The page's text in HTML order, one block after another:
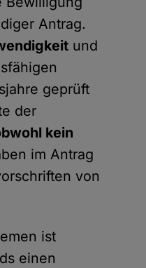
Antrag.
und
geprüft
der
kein
im Antrag
von
ist
einen